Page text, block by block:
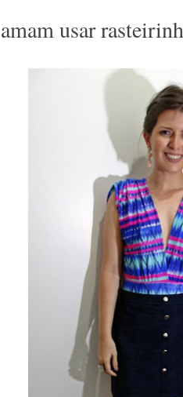
usar